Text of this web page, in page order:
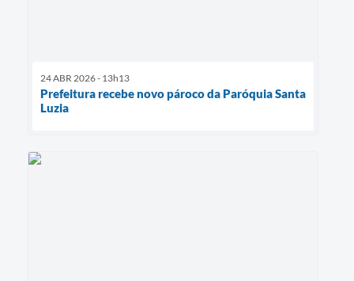
24 ABR 2026 - 13h13
Prefeitura recebe novo pároco da Paróquia Santa
Luzia